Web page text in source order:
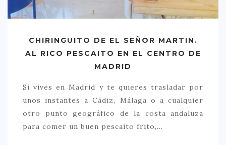
CHIRINGUITO DE EL SEÑOR MARTIN.
AL RICO PESCAITO EN EL CENTRO DE
MADRID
Si vives en Madrid y te quieres trasladar por
unos instantes a Cádiz, Málaga o a cualquier
otro punto geográfico de la costa andaluza
para comer un buen pescaíto frito,…